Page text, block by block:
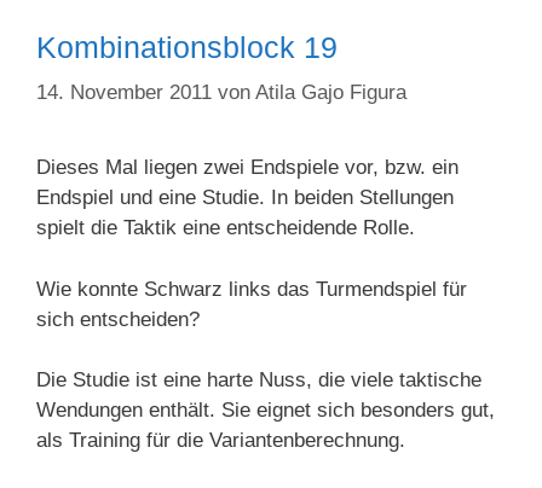
Kombinationsblock 19
14. November 2011 von Atila Gajo Figura
Dieses Mal liegen zwei Endspiele vor, bzw. ein
Endspiel und eine Studie. In beiden Stellungen
spielt die Taktik eine entscheidende Rolle.
Wie konnte Schwarz links das Turmendspiel für
sich entscheiden?
Die Studie ist eine harte Nuss, die viele taktische
Wendungen enthält. Sie eignet sich besonders gut,
als Training für die Variantenberechnung.